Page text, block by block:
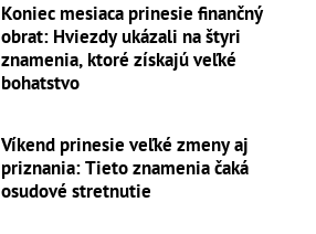
Koniec mesiaca prinesie finančný
obrat: Hviezdy ukázali na štyri
znamenia, ktoré získajú veľké
bohatstvo
Víkend prinesie veľké zmeny aj
priznania: Tieto znamenia čaká
osudové stretnutie